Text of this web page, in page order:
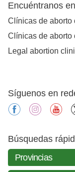
Encuéntranos en
Clínicas de aborto
Clínicas de aborto
Legal abortion
Síguenos en
facebook
Búsquedas